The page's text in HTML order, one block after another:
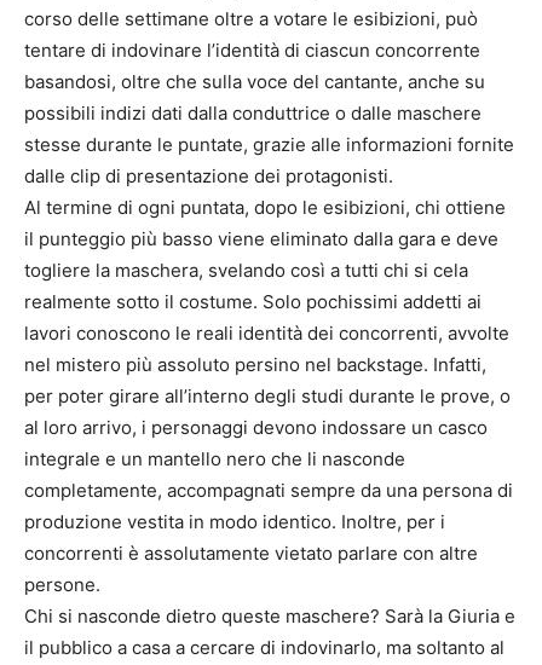
corso delle settimane oltre a votare le esibizioni, può
tentare di indovinare l’identità di ciascun concorrente
basandosi, oltre che sulla voce del cantante, anche su
possibili indizi dati dalla conduttrice o dalle maschere
stesse durante le puntate, grazie alle informazioni fornite
dalle clip di presentazione dei protagonisti.
Al termine di ogni puntata, dopo le esibizioni, chi ottiene
il punteggio più basso viene eliminato dalla gara e deve
togliere la maschera, svelando così a tutti chi si cela
realmente sotto il costume. Solo pochissimi addetti ai
lavori conoscono le reali identità dei concorrenti, avvolte
nel mistero più assoluto persino nel backstage. Infatti,
per poter girare all’interno degli studi durante le prove, o
al loro arrivo, i personaggi devono indossare un casco
integrale e un mantello nero che li nasconde
completamente, accompagnati sempre da una persona di
produzione vestita in modo identico. Inoltre, per i
concorrenti è assolutamente vietato parlare con altre
persone.
Chi si nasconde dietro queste maschere? Sarà la Giuria e
il pubblico a casa a cercare di indovinarlo, ma soltanto al